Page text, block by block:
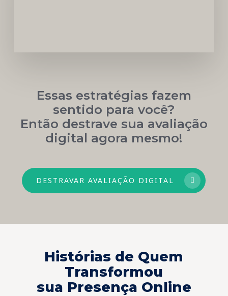
Essas estratégias fazem
sentido para você?
Então destrave sua avaliação
digital agora mesmo!
DESTRAVAR AVALIAÇÃO DIGITAL
Histórias de Quem
Transformou
sua Presença Online